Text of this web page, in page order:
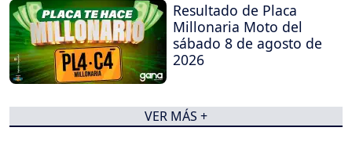
Resultado de Placa
Millonaria Moto del
sábado 8 de agosto de
2026
VER MÁS +